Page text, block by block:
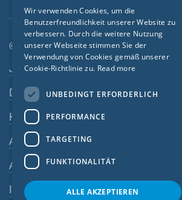
© SIGA 2026
Footer-Navigation
Jobs
Datenschutz
Kontakt
AGB
AEB
Impressum
FRENCH
CZECH
NORWEGIAN
Wir verwenden Cookies, um die
Benutzerfreundlichkeit unserer Website zu
verbessern. Durch die weitere Nutzung
unserer Webseite stimmen Sie der
Verwendung von Cookies gemäß unserer
Cookie-Richtlinie zu. Read more
UNBEDINGT ERFORDERLICH
PERFORMANCE
TARGETING
FUNKTIONALITÄT
ALLE AKZEPTIEREN